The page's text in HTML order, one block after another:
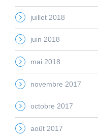
juillet 2018
juin 2018
mai 2018
novembre 2017
octobre 2017
août 2017